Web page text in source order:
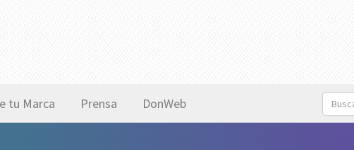
tu Marca Prensa DonWeb